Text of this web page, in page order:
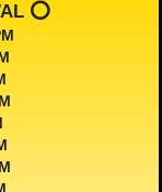
⭕️